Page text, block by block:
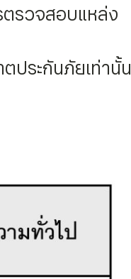
ตรวจสอบแหล่ง
ประกันภัยเท่านั้น